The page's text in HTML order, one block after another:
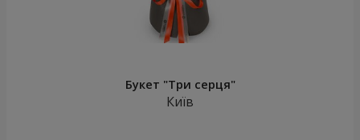
Букет "Три серця"
Київ